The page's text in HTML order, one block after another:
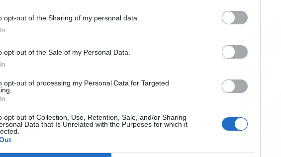
opt-out of the Sharing of my personal data.
opt-out of the Sale of my Personal Data.
opt-out of processing my Personal Data for Targeted
opt-out of Collection, Use, Retention, Sale, and/or Sharing
Data that Is Unrelated with the Purposes for which it
Shinsui o Kawase Hasui
con artistas menos
porque también hay espacio para creadoras
dos mujeres que hace más de cien años
mokuhanga y acabaron triunfando. Un
de fronteras.